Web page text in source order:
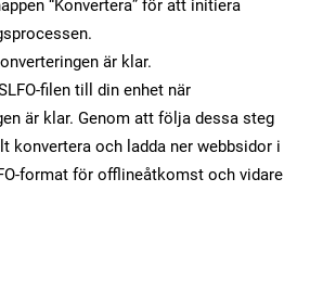
“Konvertera” för att initiera
är klar.
filen till din enhet när
är klar. Genom att följa dessa steg
konvertera och ladda ner webbsidor i
format för offlineåtkomst och vidare